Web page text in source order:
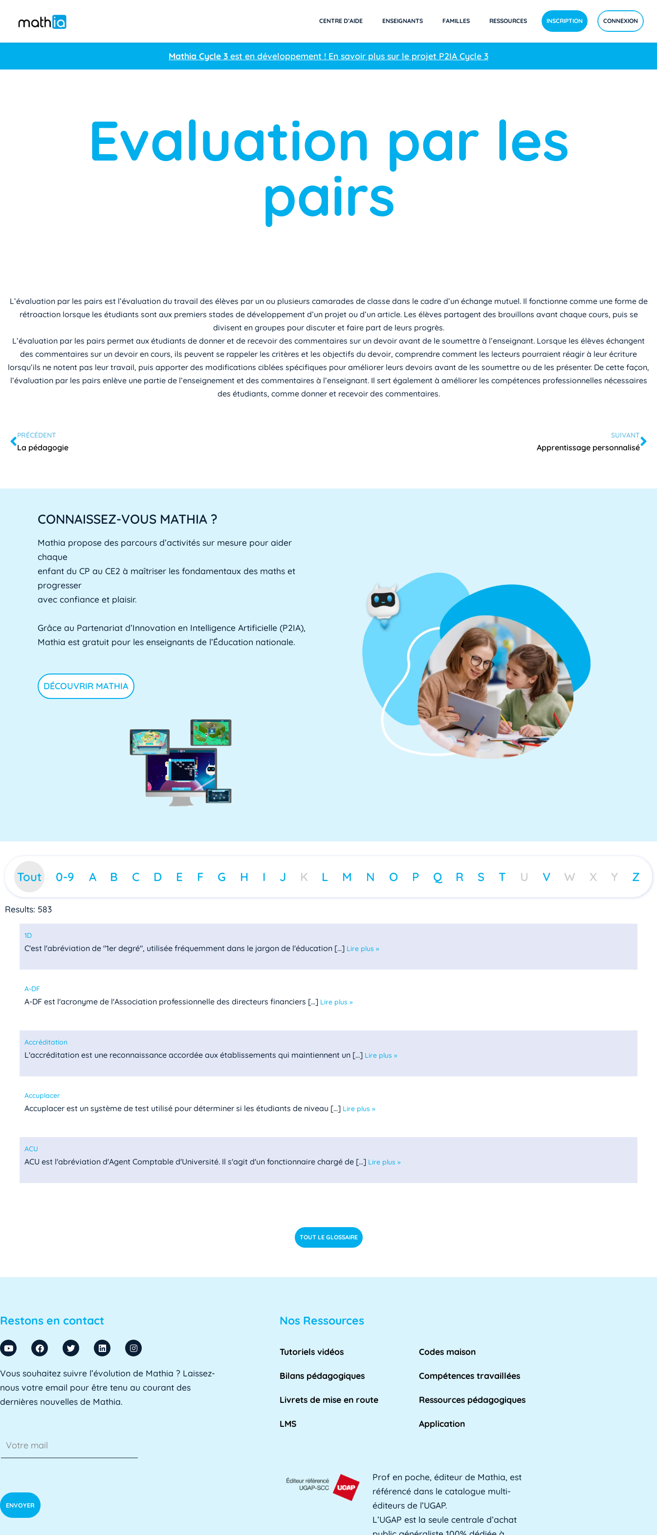
CENTRE D’AIDE ENSEIGNANTS FAMILLES RESSOURCES INSCRIPTION CONNEXION
Mathia Cycle 3 est en développement ! En savoir plus sur le projet P2IA Cycle 3
Evaluation par les
pairs
L’évaluation par les pairs est l’évaluation du travail des élèves par un ou plusieurs camarades de classe dans le cadre d’un échange mutuel. Il fonctionne comme une forme de
rétroaction lorsque les étudiants sont aux premiers stades de développement d’un projet ou d’un article. Les élèves partagent des brouillons avant chaque cours, puis se
divisent en groupes pour discuter et faire part de leurs progrès.
L’évaluation par les pairs permet aux étudiants de donner et de recevoir des commentaires sur un devoir avant de le soumettre à l’enseignant. Lorsque les élèves échangent
des commentaires sur un devoir en cours, ils peuvent se rappeler les critères et les objectifs du devoir, comprendre comment les lecteurs pourraient réagir à leur écriture
lorsqu’ils ne notent pas leur travail, puis apporter des modifications ciblées spécifiques pour améliorer leurs devoirs avant de les soumettre ou de les présenter. De cette façon,
l’évaluation par les pairs enlève une partie de l’enseignement et des commentaires à l’enseignant. Il sert également à améliorer les compétences professionnelles nécessaires
des étudiants, comme donner et recevoir des commentaires.
PRÉCÉDENT
La pédagogie
SUIVANT
Apprentissage personnalisé
CONNAISSEZ-VOUS MATHIA ?
Mathia propose des parcours d’activités sur mesure pour aider
chaque
enfant du CP au CE2 à maîtriser les fondamentaux des maths et
progresser
avec confiance et plaisir.
Grâce au Partenariat d’Innovation en Intelligence Artificielle (P2IA),
Mathia est gratuit pour les enseignants de l’Éducation nationale.
DÉCOUVRIR MATHIA
Tout 0-9 A B C D E F G H I J K L M N O P Q R S T U V W X Y Z
Results: 583
1D
C'est l'abréviation de "1er degré", utilisée fréquemment dans le jargon de l'éducation [...] Lire plus »
A-DF
A-DF est l'acronyme de l'Association professionnelle des directeurs financiers [...] Lire plus »
Accréditation
L'accréditation est une reconnaissance accordée aux établissements qui maintiennent un [...] Lire plus »
Accuplacer
Accuplacer est un système de test utilisé pour déterminer si les étudiants de niveau [...] Lire plus »
ACU
ACU est l'abréviation d'Agent Comptable d'Université. Il s'agit d'un fonctionnaire chargé de [...] Lire plus »
ADSI-ESR est l'acronyme de l'Association professionnelle des directeurs des systèmes [...]Lire plus »
L'AE, ou Adaptation à l'emploi, est un dispositif mis en place par l'Éducation nationale pour [...]
L'Assistant d'Éducation (AED) est un personnel non-enseignant qui travaille dans les [...]
La division des affaires académiques est chargée de soutenir l'apprentissage et les [...] Lire plus »
TOUT LE GLOSSAIRE
Restons en contact
Vous souhaitez suivre l’évolution de Mathia ? Laissez-
nous votre email pour être tenu au courant des
dernières nouvelles de Mathia.
Nos Ressources
Tutoriels vidéos
Bilans pédagogiques
Livrets de mise en route
LMS
Codes maison
Compétences travaillées
Ressources pédagogiques
Application
Prof en poche, éditeur de Mathia, est
référencé dans le catalogue multi-
éditeurs de l’UGAP.
L’UGAP est la seule centrale d’achat